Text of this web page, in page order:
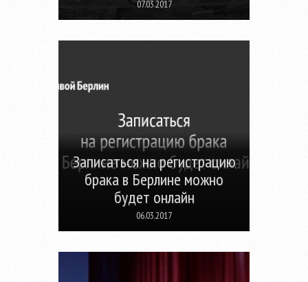
07.03.2017
Записаться на регистрацию
брака в Берлине можно
будет онлайн
06.03.2017